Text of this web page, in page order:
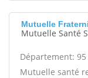
Mutuelle
Mutuelle Santé
Département: 95
Mutuelle santé